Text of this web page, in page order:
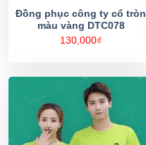
Đồng phục công ty cổ tròn
màu vàng DTC078
130,000₫